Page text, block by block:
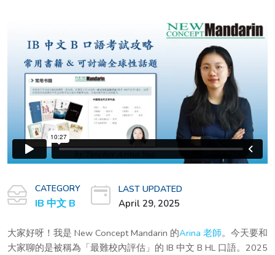
CATEGORY
IB 中文 B
LAST UPDATED
April 29, 2025
大家好呀！我是 New Concept Mandarin 的Arina 老師。今天要和
大家聊的是被稱為「最難校內評估」的 IB 中文 B HL 口語。2025